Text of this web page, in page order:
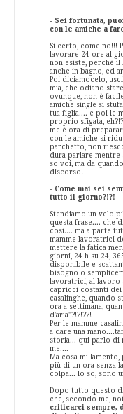
- Sei fortunata,
con le amiche a
Si certo, come no!!!
lavorare 24 ore al
non esiste, perché il
anche in bagno, ed
Poi diciamocelo,
mia, che odiano
ovunque, non è
amiche single si
tua figlia.... e poi le
proprio sfigata,
me è ora di
con le amiche si
parchetto, non
dura parlare mentre
so voi, ma da
discorso!
- Come mai sei
tutto il giorno?!?!
Stendiamo un velo
questa frase.... che
così.... ma a parte
mamme lavoratrici
mettere la fatica
giorni, 24 h su 24,
disponibile e
bisogno o
lavoratrici, al lavoro
capricci costanti dei
casalinghe, quando
ora a settimana,
d'aria"?!?!??!
Per le mamme
a dare una
storia... qui parlo di
me....
Ma cosa mi
più di un ora senza
colpa... lo so, sono
Dopo tutto questo
che, secondo me,
criticarci sempre,